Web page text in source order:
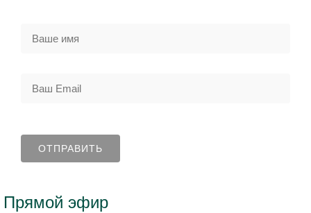
Прямой эфир